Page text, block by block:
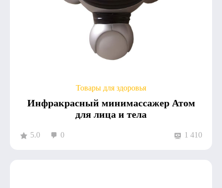
Товары для здоровья
Инфракрасный минимассажер Атом
для лица и тела
5.0 0 1 410